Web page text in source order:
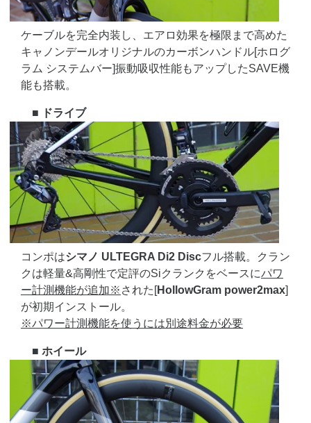
ケーブルを完全内装し、エアロ効果を極限まで高めた
キャノンデールオリジナルのカーボンハンドル[ホログ
ラム システムバー]振動吸収性能もアップしたSAVE機
能も搭載。
■ ドライブ
コンポはシマノ ULTEGRA Di2 Discフル搭載。クラン
クは軽量&高剛性で定評のSiクランクをベースにパワ
ー計測機能が追加※ された[HollowGram power2max]
が初期インストール。
※パワー計測機能を使うには別途料金が必要
■ ホイール